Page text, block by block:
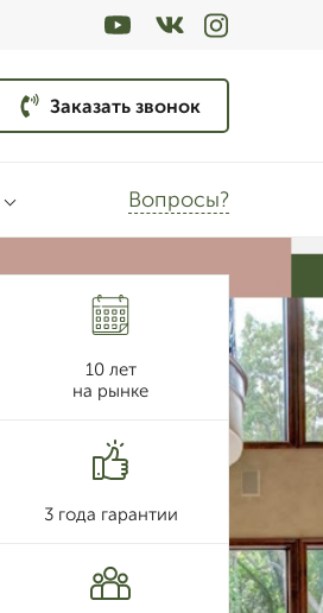
Заказать звонок
Вопросы?
10 лет
на рынке
3 года гарантии